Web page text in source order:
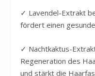
✓ Lavendel-Extrakt
fördert einen
✓ Nachtkaktus-
Regeneration des
und stärkt die